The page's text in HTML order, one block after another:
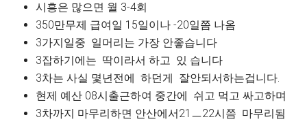
시흥은 많으면 월 3-4회
350만무제 급여일 15일이나 -20일쯤 나옴
3가지일중 일머리는 가장 안좋습니다
3잡하기에는 딱이라서 하고 있 습니다
3차는 사실 몇년전에 하던게 잘안되서하는겁니다.
현제 예산 08시출근하여 중간에 쉬고 먹고 싸고하며
3차까지 마무리하면 안산에서21ㅡ22시쯤 마무리됨